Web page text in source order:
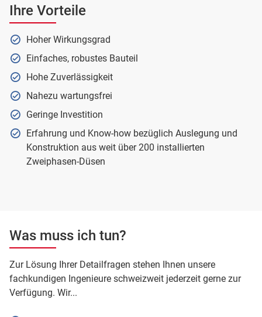
Ihre Vorteile
Hoher Wirkungsgrad
Einfaches, robustes Bauteil
Hohe Zuverlässigkeit
Nahezu wartungsfrei
Geringe Investition
Erfahrung und Know-how bezüglich Auslegung und
Konstruktion aus weit über 200 installierten
Zweiphasen-Düsen
Was muss ich tun?
Zur Lösung Ihrer Detailfragen stehen Ihnen unsere
fachkundigen Ingenieure schweizweit jederzeit gerne zur
Verfügung. Wir...